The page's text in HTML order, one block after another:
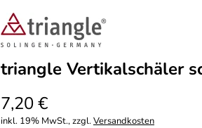
triangle Vertikalschäler
7,20 €
inkl. 19% MwSt., zzgl.Versandkosten